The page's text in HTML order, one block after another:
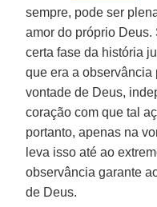
sempre, pode ser
amor do próprio Deus.
certa fase da história
que era a
vontade de Deus,
coração com que tal
portanto, apenas na
leva isso até ao
observância garante
de Deus.